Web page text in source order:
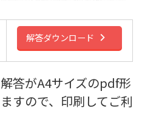
解答ダウンロード
答がA4サイズのpdf形
すので、印刷してご利